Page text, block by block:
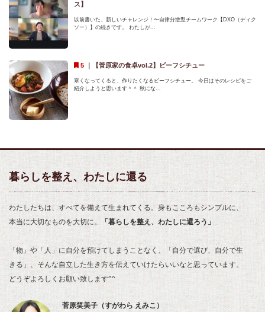
ス】
以前書いた、新しいチャレンジ！〜自律分散型チームワーク【DXO（ディク
ソー）】の続きです。 わたしが...
｜ 【菅原家の食卓vol.2】ビーフシチュー
寒くなってくると、作りたくなるビーフシチュー。 今日はそのレシピをご
紹介しようと思います＾＾ 秋にな...
暮らしを整え、わたしに還る
わたしたちは、すべてを備えて生まれてくる。身もこころもシンプルに、
本当に大切なものを大切に。
「暮らしを整え、わたしに還ろう」
「物」や「人」に自分を預けてしまうことなく、「自分で選び、自分で生
きる」、そんな自立した生き方を伝えていけたらいいなと思っています。
どうぞよろしくお願い致します^^
菅原笑美子（すがわら えみこ）